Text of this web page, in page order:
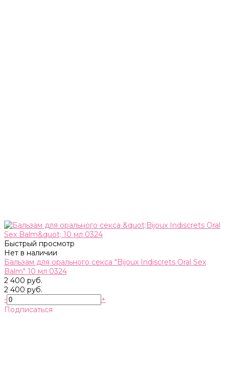
Быстрый просмотр
Нет в наличии
Бальзам для орального секса "Bijoux Indiscrets Oral Sex
Balm" 10 мл 0324
2 400 руб.
2 400 руб.
-
+
Подписаться